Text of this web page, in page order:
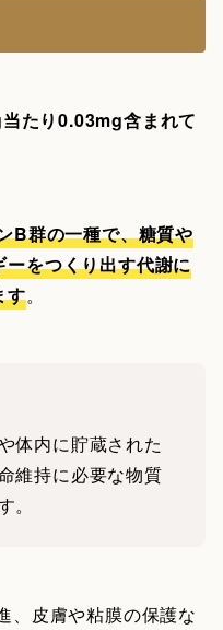
たり0.03mg含まれて
B群の一種で、糖質や
をつくり出す代謝に
す。
体内に貯蔵された
維持に必要な物質
、皮膚や粘膜の保護な